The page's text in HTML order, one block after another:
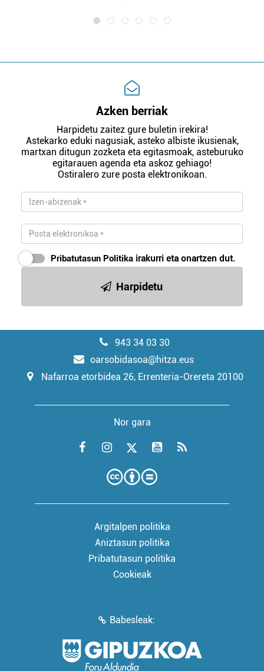
Azken berriak
Harpidetu zaitez gure buletin irekira!
Astekarko eduki nagusiak, asteko albiste ikusienak,
martxan ditugun zozketa eta egitasmoak, asteburuko
egitarauen agenda eta askoz gehiago!
Ostiralero zure posta elektronikoan.
Pribatutasun Politika irakurri eta onartzen dut.
Harpidetu
943 34 03 30
oarsobidasoa@hitza.eus
Nafarroa etorbidea 26, Errenteria-Orereta 20100
Nor gara
Argitalpen politika
Aniztasun politika
Pribatutasun politika
Cookieak
Babesleak: